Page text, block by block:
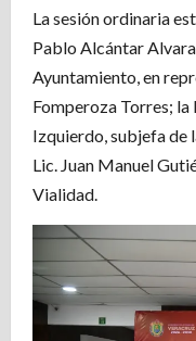
La sesión ordinaria
Pablo Alcántar
Ayuntamiento, en
Fomperoza Torres; la
Izquierdo, subjefa de
Lic. Juan Manuel
Vialidad.